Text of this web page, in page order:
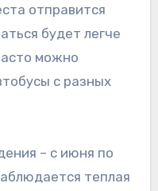
отправится
будет легче
можно
с разных
– с июня по
теплая